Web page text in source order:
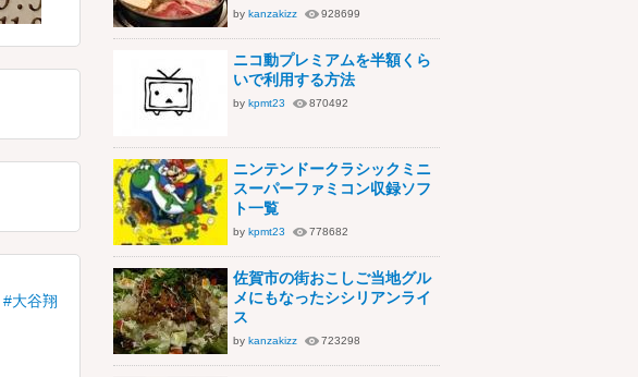
#大谷翔
by kanzakizz 928699
ニコ動プレミアムを半額くら
いで利用する方法
by kpmt23 870492
ニンテンドークラシックミニ
スーパーファミコン収録ソフ
ト一覧
by kpmt23 778682
佐賀市の街おこしご当地グル
メにもなったシシリアンライ
ス
by kanzakizz 723298